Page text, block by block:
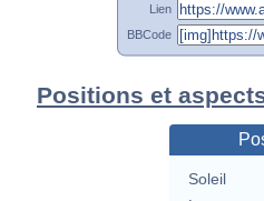
Lien
BBCode
Positions et
Soleil